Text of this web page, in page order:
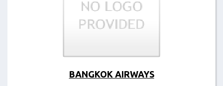
BANGKOK AIRWAYS